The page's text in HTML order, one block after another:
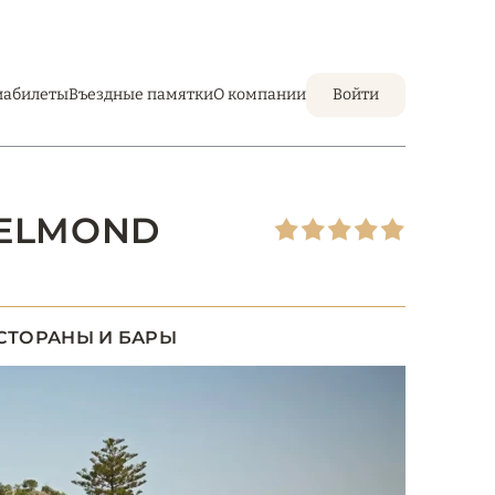
Въездные памяткиО компании Войти
И БАРЫ